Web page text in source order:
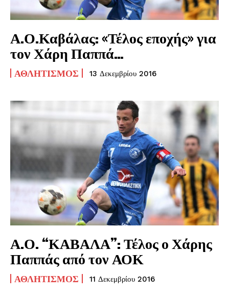
Α.Ο.Καβάλας: «Τέλος εποχής» για
τον Χάρη Παππά…
ΑΘΛΗΤΙΣΜΌΣ 13 Δεκεμβρίου 2016
Α.Ο. “ΚΑΒΑΛΑ”: Τέλος ο Χάρης
Παππάς από τον ΑΟΚ
ΑΘΛΗΤΙΣΜΌΣ 11 Δεκεμβρίου 2016